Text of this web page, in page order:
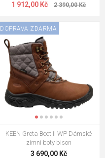
1 912,00 Kč 2 390,00 Kč
DOPRAVA ZDARMA
KEEN Greta Boot II WP Dámské
zimní boty bison
3 690,00 Kč